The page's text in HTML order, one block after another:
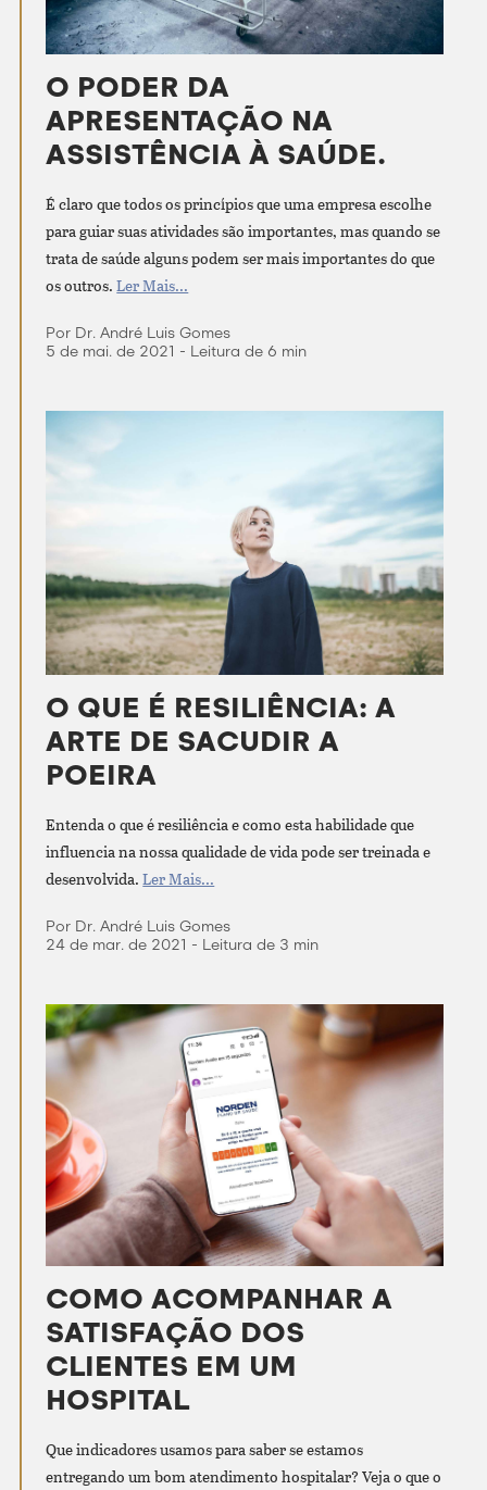
O PODER DA
APRESENTAÇÃO NA
ASSISTÊNCIA À SAÚDE.
É claro que todos os princípios que uma empresa escolhe
para guiar suas atividades são importantes, mas quando se
trata de saúde alguns podem ser mais importantes do que
os outros. Ler Mais...
Por Dr. André Luis Gomes
5 de mai. de 2021 - Leitura de 6 min
O QUE É RESILIÊNCIA: A
ARTE DE SACUDIR A
POEIRA
Entenda o que é resiliência e como esta habilidade que
influencia na nossa qualidade de vida pode ser treinada e
desenvolvida. Ler Mais...
Por Dr. André Luis Gomes
24 de mar. de 2021 - Leitura de 3 min
COMO ACOMPANHAR A
SATISFAÇÃO DOS
CLIENTES EM UM
HOSPITAL
Que indicadores usamos para saber se estamos
entregando um bom atendimento hospitalar? Veja o que o